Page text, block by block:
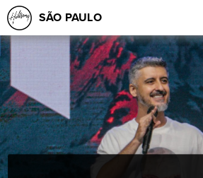
SÃO PAULO